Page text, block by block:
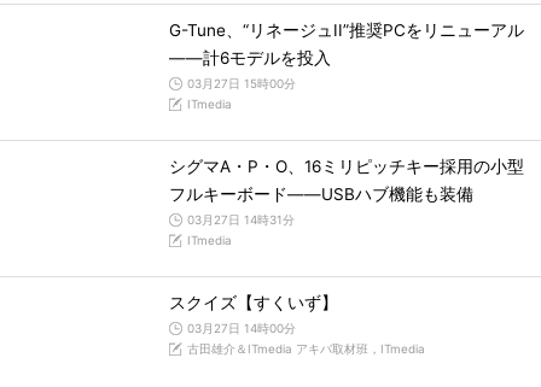
G-Tune、“リネージュII”推奨PCをリニューアル
――計6モデルを投入
03月27日 15時00分
ITmedia
シグマA・P・O、16ミリピッチキー採用の小型
フルキーボード――USBハブ機能も装備
03月27日 14時31分
ITmedia
スクイズ【すくいず】
03月27日 14時00分
古田雄介＆ITmedia アキバ取材班，ITmedia